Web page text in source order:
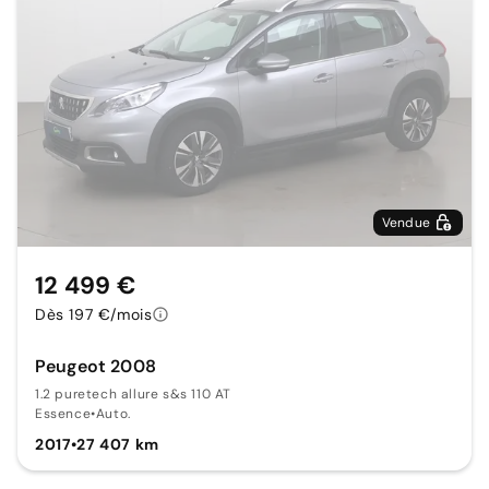
Vendue
Peugeot 2008
1.2 puretech allure s&s 110 AT
Essence•Auto.
2017•27 407 km
12 499 €
Dès 197 €/mois